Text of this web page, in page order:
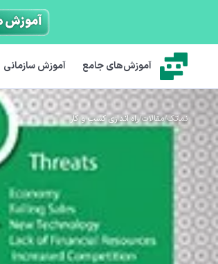
آموزش‌های جامع آموزش سازمانی
نماتک/مقالات/راه اندازی کسب و کار